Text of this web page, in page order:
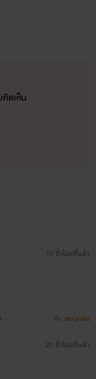
ดเห็น
19 ชั่วโมงที่แล้ว
ตอบกลับ
20 ชั่วโมงที่แล้ว